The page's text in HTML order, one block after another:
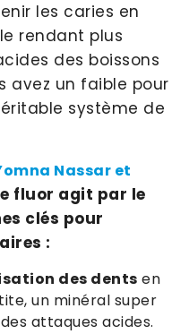
les caries en
rendant plus
des boissons
avez un faible pour
système de
Nassar et
fluor agit par le
clés pour
:
des dents en
un minéral super
attaques acides.